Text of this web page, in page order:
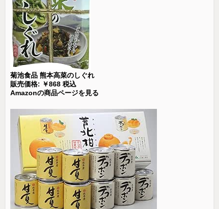
菊池食品 熊本高菜のしぐれ
販売価格: ￥868 税込
Amazonの商品ページを見る